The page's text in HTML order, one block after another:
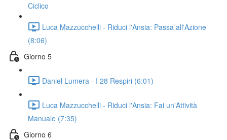
Ciclico
Luca Mazzucchelli - Riduci l'Ansia: Passa all'Azione
(8:06)
Giorno 5
Daniel Lumera - I 28 Respiri (6:01)
Luca Mazzucchelli - Riduci l'Ansia: Fai un'Attività
Manuale (7:35)
Giorno 6